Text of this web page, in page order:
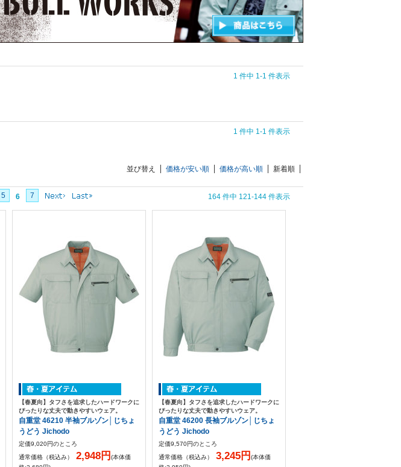
1 件中 1-1 件表示
1 件中 1-1 件表示
並び替え 価格が安い順 価格が高い順 新着順
164 件中 121-144 件表示
5 6 7
【春夏向】タフさを追求したハードワークに
ぴったりな丈夫で動きやすいウェア。
自重堂 46210 半袖ブルゾン│じちょ
うどう Jichodo
定価9,020円のところ
通常価格（税込み）
2,948円(本体価
【春夏向】タフさを追求したハードワークに
ぴったりな丈夫で動きやすいウェア。
自重堂 46200 長袖ブルゾン│じちょ
うどう Jichodo
定価9,570円のところ
通常価格（税込み）
3,245円(本体価